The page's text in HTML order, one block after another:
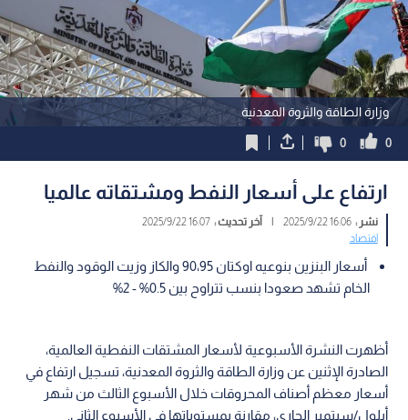
وزارة الطاقة والثروة المعدنية
0
0
ارتفاع على أسعار النفط ومشتقاته عالميا
نشر :16:06 2025/9/22
| آخر تحديث :16:07 2025/9/22
اقتصاد
أسعار البنزين بنوعيه اوكتان 90،95 والكاز وزيت الوقود والنفط
الخام تشهد صعودا بنسب تتراوح بين 0.5% - 2%
أظهرت النشرة الأسبوعية لأسعار المشتقات النفطية العالمية،
الصادرة الإثنين عن وزارة الطاقة والثروة المعدنية، تسجيل ارتفاع في
أسعار معظم أصناف المحروقات خلال الأسبوع الثالث من شهر
أيلول/سبتمبر الجاري، مقارنة بمستوياتها في الأسبوع الثاني.